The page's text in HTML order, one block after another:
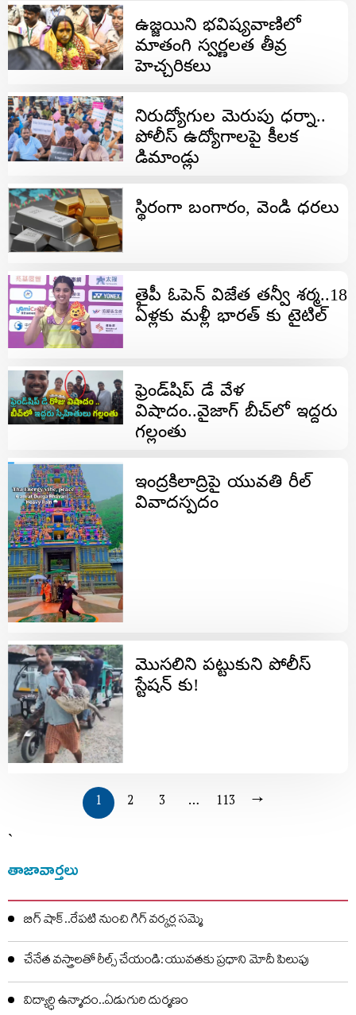
ఉజ్జయిని భవిష్యవాణిలో
మాతంగి స్వర్ణలత తీవ్ర
హెచ్చరికలు
నిరుద్యోగుల మెరుపు ధర్నా..
పోలీస్ ఉద్యోగాలపై కీలక
డిమాండ్లు
స్థిరంగా బంగారం, వెండి ధరలు
తైపీ ఓపెన్‌ విజేత తన్వీ శర్మ..18
ఏళ్లకు మళ్లీ భారత్ కు టైటిల్‌
ఫ్రెండ్‌షిప్ డే వేళ
విషాదం..వైజాగ్ బీచ్‌లో ఇద్దరు
గల్లంతు
ఇంద్రకిలాద్రిపై యువతి రీల్
వివాదస్పదం
మొసలిని పట్టుకుని పోలీస్
స్టేషన్ కు!
1 2 3 … 113 →
`
తాజావార్తలు
బిగ్ షాక్..రేపటి నుంచి గిగ్ వర్కర్ల సమ్మె
చేనేత వస్త్రాలతో రీల్స్ చేయండి: యువతకు ప్రధాని మోదీ పిలుపు
విద్యార్ధి ఉన్మాదం..ఏడుగురి దుర్మణం